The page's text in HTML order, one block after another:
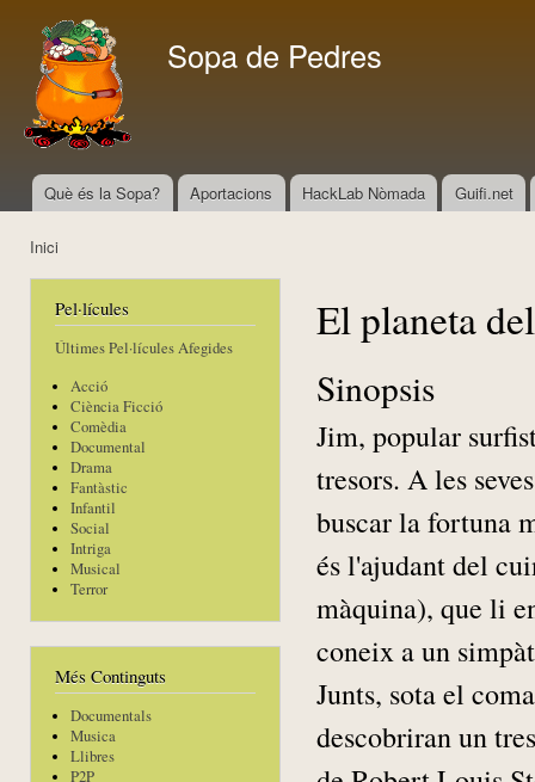
Sopa de Pedres
Menú principal
Què és la Sopa? Aportacions HackLab Nòmada Guifi.net
Inici
Pel·lícules
Últimes Pel·lícules Afegides
Acció
Ciència Ficció
Comèdia
Documental
Drama
Fantàstic
Infantil
Social
Intriga
Musical
Terror
Més Continguts
Documentals
Musica
Llibres
P2P
El planeta
Sinopsis
Jim, popular
tresors. A les
buscar la fortuna
és l'ajudant del
màquina), que li
coneix a un
Junts, sota el
descobriran un